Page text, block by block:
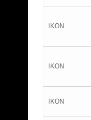
IKON
IKON
IKON